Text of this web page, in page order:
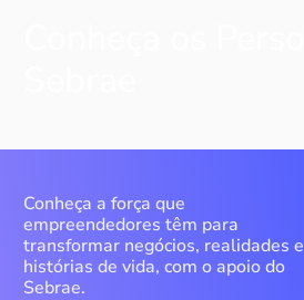
Conheça a força que
empreendedores têm para
transformar negócios, realidades e
histórias de vida, com o apoio do
Sebrae.